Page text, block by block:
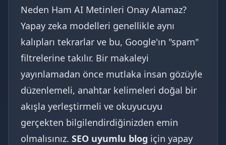
Neden Ham AI Metinleri Onay Alamaz?
Yapay zeka modelleri genellikle aynı
kalıpları tekrarlar ve bu, Google'ın "spam"
filtrelerine takılır. Bir makaleyi
yayınlamadan önce mutlaka insan gözüyle
düzenlemeli, anahtar kelimeleri doğal bir
akışla yerleştirmeli ve okuyucuyu
gerçekten bilgilendirdiğinizden emin
olmalısınız. SEO uyumlu blog için yapay